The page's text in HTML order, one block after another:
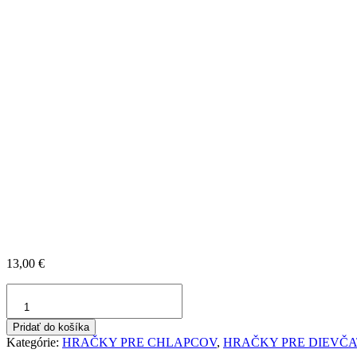
13,00 €
Lekársky
kufrík
Pridať do košíka
Kategórie: HRAČKY PRE CHLAPCOV, HRAČKY PRE